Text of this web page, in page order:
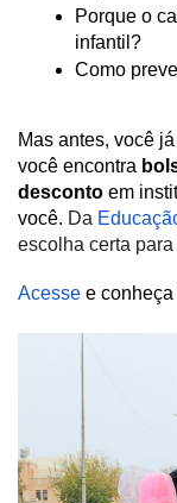
Porque o
infantil?
Como
Mas antes, você
você encontra
desconto em
você. Da
escolha certa
Acesse e conheça